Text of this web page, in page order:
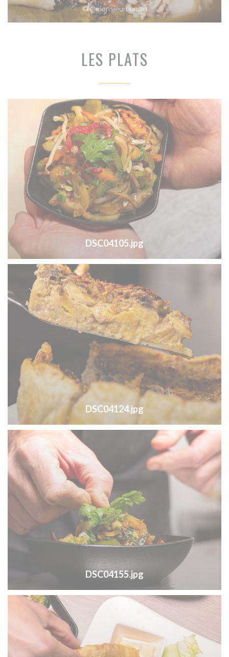
© @monsieurhuman
LES PLATS
DSC04105.jpg
DSC04124.jpg
DSC04155.jpg